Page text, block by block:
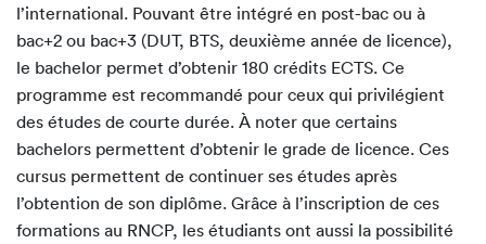
l’international. Pouvant être intégré en post-bac ou à
bac+2 ou bac+3 (DUT, BTS, deuxième année de licence),
le bachelor permet d’obtenir 180 crédits ECTS. Ce
programme est recommandé pour ceux qui privilégient
des études de courte durée. À noter que certains
bachelors permettent d’obtenir le grade de licence. Ces
cursus permettent de continuer ses études après
l’obtention de son diplôme. Grâce à l’inscription de ces
formations au RNCP, les étudiants ont aussi la possibilité